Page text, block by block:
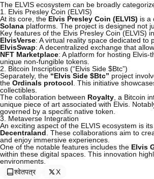
The ELVIS ecosystem can be broadly
1. Elvis Presley Coin (ELVIS)
At its core, the Elvis Presley Coin (ELVIS) is a
Solana platforms. The project is designed not
Key features of the Elvis Presley Coin (ELVIS)
ElvisVerse: A virtual reality space dedicated
ElvisSwap: A decentralized exchange that
NFT Marketplace: A platform for hosting
unique non-fungible tokens.
2. Bitcoin Inscriptions (“Elvis Side $Btc”)
Separately, the “Elvis Side $Btc” project
the Ordinals protocol . This initiative
collectibles.
The collaboration between Royalty , a Bitcoin
unique piece of art associated with Elvis.
governed by a specific native token.
3. Metaverse Integration
An exciting aspect of the ELVIS ecosystem is
Decentraland . These collaborations aim to
and enjoy immersive experiences.
One of the notable features includes the Elvis
within these digital spaces. This innovation
environments.
श्वेतपत्र
X